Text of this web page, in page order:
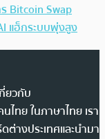
Bitcoin Swap
แฮ็กระบบพุ่งสูง
ยวกับ
ไทย ในภาษาไทย เรา
ต่างประเทศและนำมา